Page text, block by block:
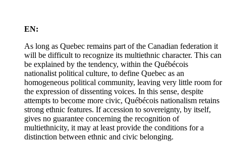
EN:
As long as Quebec remains part of the Canadian federation it
will be difficult to recognize its multiethnic character. This can
be explained by the tendency, within the Québécois
nationalist political culture, to define Quebec as an
homogeneous political community, leaving very little room for
the expression of dissenting voices. In this sense, despite
attempts to become more civic, Québécois nationalism retains
strong ethnic features. If accession to sovereignty, by itself,
gives no guarantee concerning the recognition of
multiethnicity, it may at least provide the conditions for a
distinction between ethnic and civic belonging.